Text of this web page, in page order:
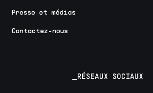
Presse et médias
Contactez-nous
_RÉSEAUX SOCIAUX